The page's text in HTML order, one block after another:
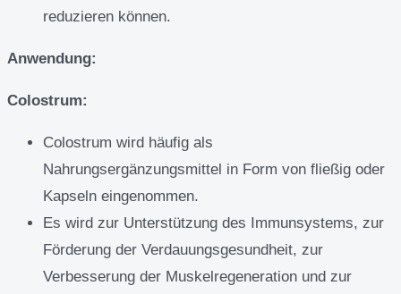
reduzieren können.
Anwendung:
Colostrum:
Colostrum wird häufig als
Nahrungsergänzungsmittel in Form von fließig oder
Kapseln eingenommen.
Es wird zur Unterstützung des Immunsystems, zur
Förderung der Verdauungsgesundheit, zur
Verbesserung der Muskelregeneration und zur